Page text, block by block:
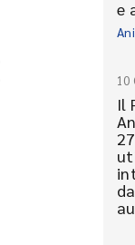
e
10
Il